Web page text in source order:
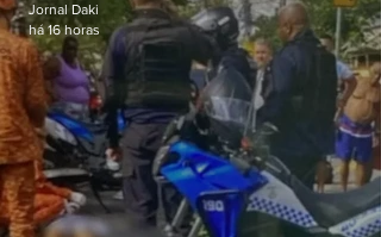
Jornal Daki
há 16 horas